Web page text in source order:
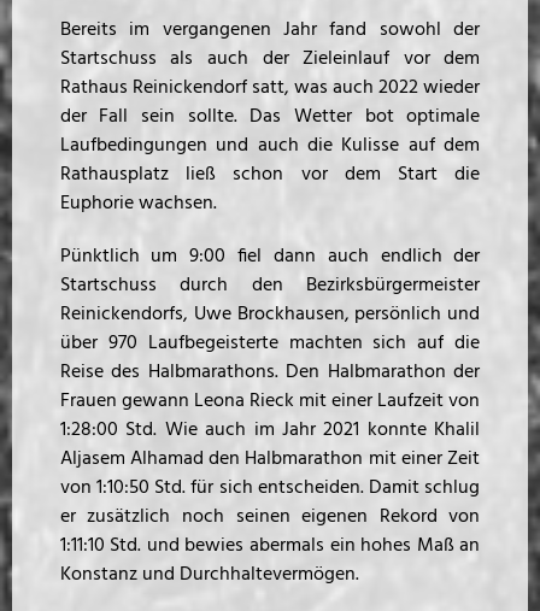
Bereits im vergangenen Jahr fand sowohl der
Startschuss als auch der Zieleinlauf vor dem
Rathaus Reinickendorf satt, was auch 2022 wieder
der Fall sein sollte. Das Wetter bot optimale
Laufbedingungen und auch die Kulisse auf dem
Rathausplatz ließ schon vor dem Start die
Euphorie wachsen.
Pünktlich um 9:00 fiel dann auch endlich der
Startschuss durch den Bezirksbürgermeister
Reinickendorfs, Uwe Brockhausen, persönlich und
über 970 Laufbegeisterte machten sich auf die
Reise des Halbmarathons. Den Halbmarathon der
Frauen gewann Leona Rieck mit einer Laufzeit von
1:28:00 Std. Wie auch im Jahr 2021 konnte Khalil
Aljasem Alhamad den Halbmarathon mit einer Zeit
von 1:10:50 Std. für sich entscheiden. Damit schlug
er zusätzlich noch seinen eigenen Rekord von
1:11:10 Std. und bewies abermals ein hohes Maß an
Konstanz und Durchhaltevermögen.